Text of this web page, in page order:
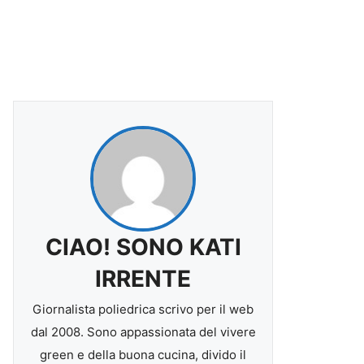
CIAO! SONO KATI
IRRENTE
Giornalista poliedrica scrivo per il web
dal 2008. Sono appassionata del vivere
green e della buona cucina, divido il